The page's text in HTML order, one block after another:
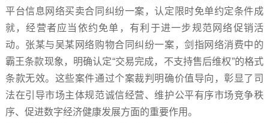
平台信息网络买卖合同纠纷一案，认定限时免单约定条件成
就，经营者应当依约免单，有利于进一步规范网络促销活
动。张某与吴某网络购物合同纠纷一案，剑指网络消费中的
霸王条款现象，明确认定“交易完成，不支持售后维权”的格式
条款无效。这些案件通过个案裁判明确价值导向，彰显了司
法在引导市场主体规范诚信经营、维护公平有序市场竞争秩
序、促进数字经济健康发展方面的重要作用。